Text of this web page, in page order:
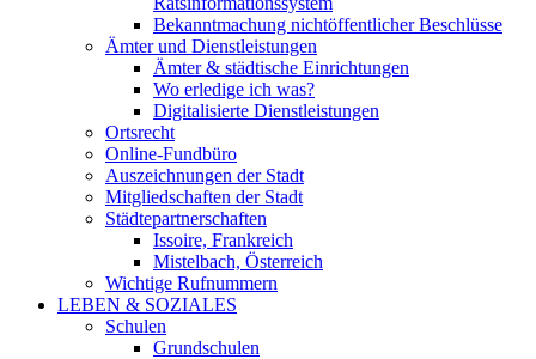
Bekanntmachung nichtöffentlicher Beschlüsse
Ämter und Dienstleistungen
Ämter & städtische Einrichtungen
Wo erledige ich was?
Digitalisierte Dienstleistungen
Ortsrecht
Online-Fundbüro
Auszeichnungen der Stadt
Mitgliedschaften der Stadt
Städtepartnerschaften
Issoire, Frankreich
Mistelbach, Österreich
Wichtige Rufnummern
LEBEN & SOZIALES
Schulen
Grundschulen